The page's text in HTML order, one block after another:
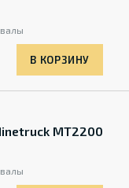
В КОРЗИНУ
MT2200